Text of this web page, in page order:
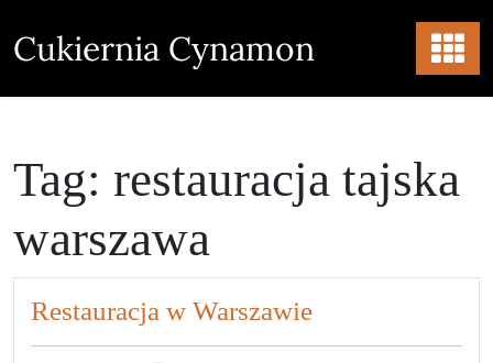
to
content
Cukiernia Cynamon
Tag: restauracja tajska
warszawa
Restauracja w Warszawie